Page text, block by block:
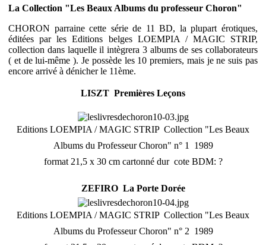
La Collection "Les Beaux Albums du professeur Choron"
CHORON parraine cette série de 11 BD, la plupart érotiques,
éditées par les Editions belges LOEMPIA / MAGIC STRIP,
collection dans laquelle il intègrera 3 albums de ses collaborateurs
( et de lui-même ). Je possède les 10 premiers, mais je ne suis pas
encore arrivé à dénicher le 11ème.
LISZT  Premières Leçons
Editions LOEMPIA / MAGIC STRIP  Collection "Les Beaux
Albums du Professeur Choron" n° 1  1989
format 21,5 x 30 cm cartonné dur  cote BDM: ?
ZEFIRO  La Porte Dorée
Editions LOEMPIA / MAGIC STRIP  Collection "Les Beaux
Albums du Professeur Choron" n° 2  1989